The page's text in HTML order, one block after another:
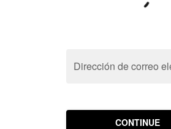
CONTINUE